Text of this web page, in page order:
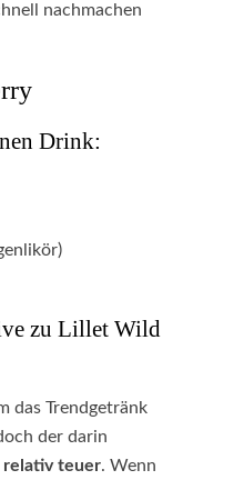
nachmachen
Drink:
zu Lillet Wild
das Trendgetränk
der darin
relativ teuer. Wenn